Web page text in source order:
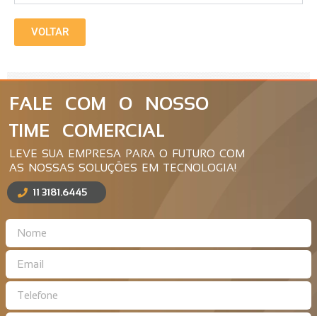
VOLTAR
FALE COM O NOSSO
TIME COMERCIAL
LEVE SUA EMPRESA PARA O FUTURO COM
AS NOSSAS SOLUÇÕES EM TECNOLOGIA!
11 3181.6445